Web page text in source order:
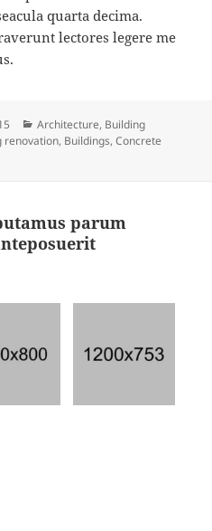
quarta decima.
lectores legere me
Categories
Architecture, Building
renovation, Buildings,Concrete
Podcast
parum